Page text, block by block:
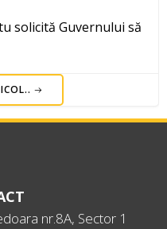
solicită Guvernului să
nr.8A, Sector 1